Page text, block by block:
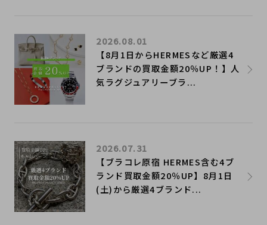
【8月1日からHERMESなど厳選4
ブランドの買取金額20％UP！】人
気ラグジュアリーブラ...
2026.08.01
【ブラコレ原宿 HERMES含む4ブ
ランド買取金額20％UP】8月1日
(土)から厳選4ブランド...
2026.07.31